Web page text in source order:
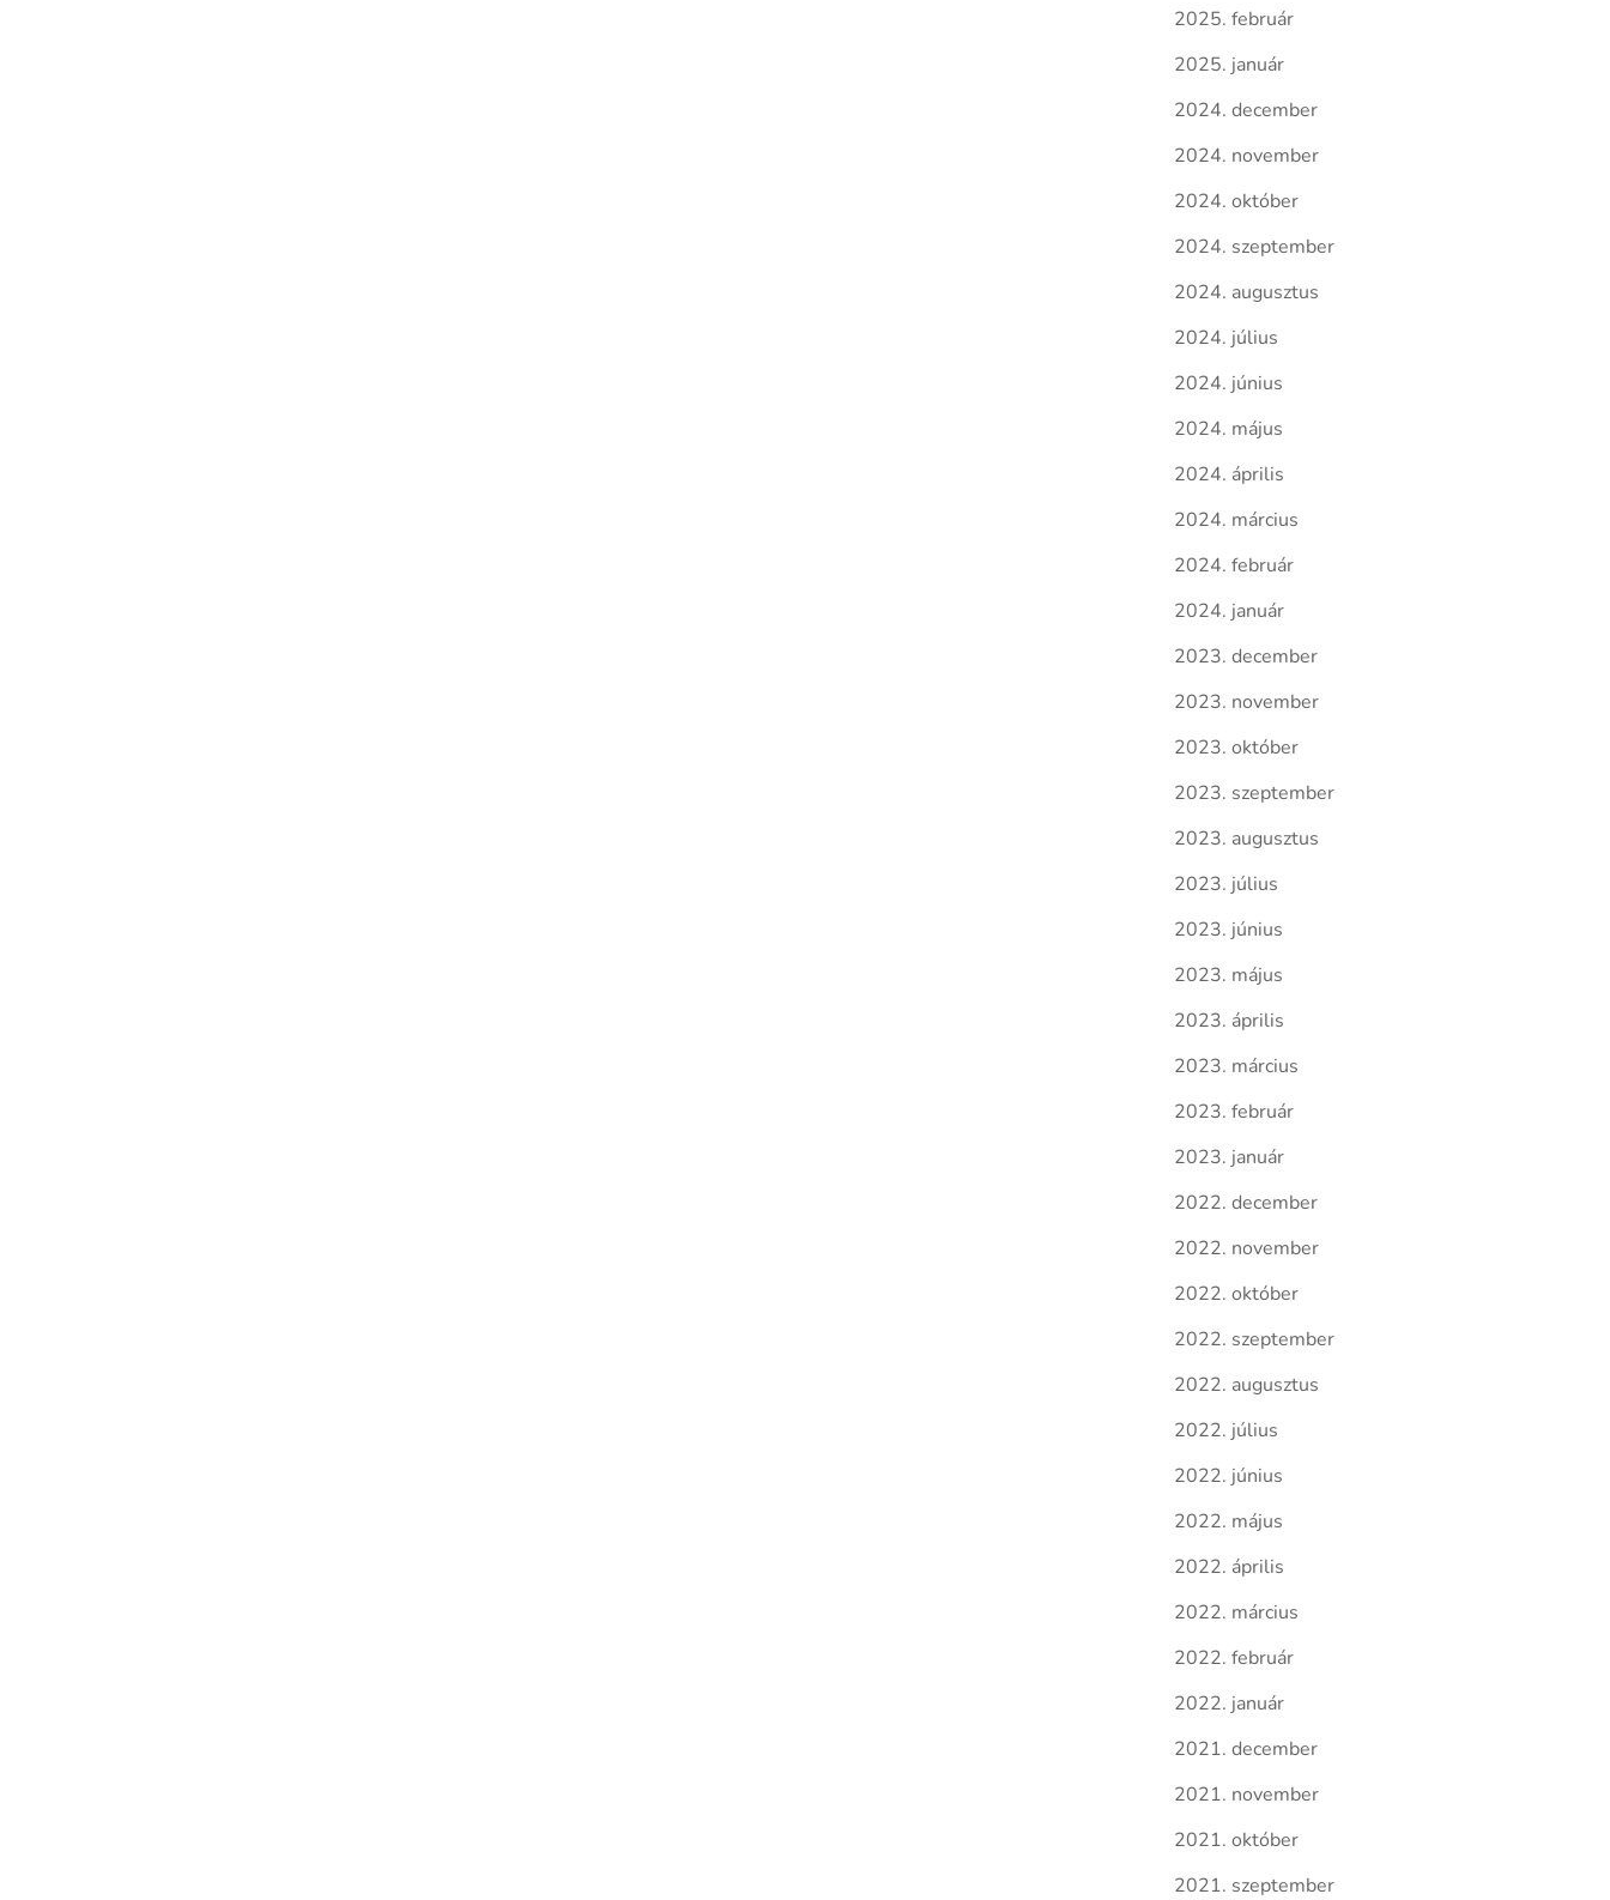
2025. február
2025. január
2024. december
2024. november
2024. október
2024. szeptember
2024. augusztus
2024. július
2024. június
2024. május
2024. április
2024. március
2024. február
2024. január
2023. december
2023. november
2023. október
2023. szeptember
2023. augusztus
2023. július
2023. június
2023. május
2023. április
2023. március
2023. február
2023. január
2022. december
2022. november
2022. október
2022. szeptember
2022. augusztus
2022. július
2022. június
2022. május
2022. április
2022. március
2022. február
2022. január
2021. december
2021. november
2021. október
2021. szeptember